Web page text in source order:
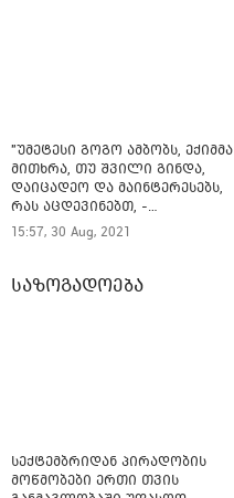
"უმეტესი გოგო ამბობს, ექიმმა
მითხრა, თუ შვილი გინდა,
დაიცადეო და მაინტერესებს,
რას აცდევინებთ, -
სიკვდილს?“ - სალომე
გოგიაშვილი
15:57, 30 Aug, 2021
საზოგადოება
სექტემბრიდან პირადობის
მოწმობები ერთი თვის